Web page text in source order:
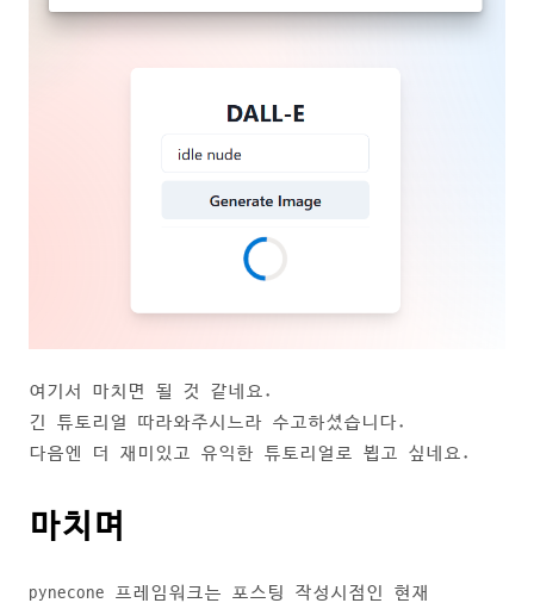
여기서 마치면 될 것 같네요.
긴 튜토리얼 따라와주시느라 수고하셨습니다.
다음엔 더 재미있고 유익한 튜토리얼로 뵙고 싶네요.
마치며
pynecone 프레임워크는 포스팅 작성시점인 현재